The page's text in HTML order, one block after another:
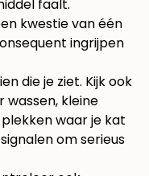
faalt.
kwestie van één
ingrijpen
die je ziet. Kijk ook
wassen, kleine
waar je kat
om serieus